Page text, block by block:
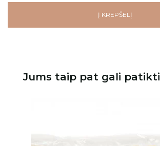
Į KREPŠELĮ
Jums taip pat gali patikti